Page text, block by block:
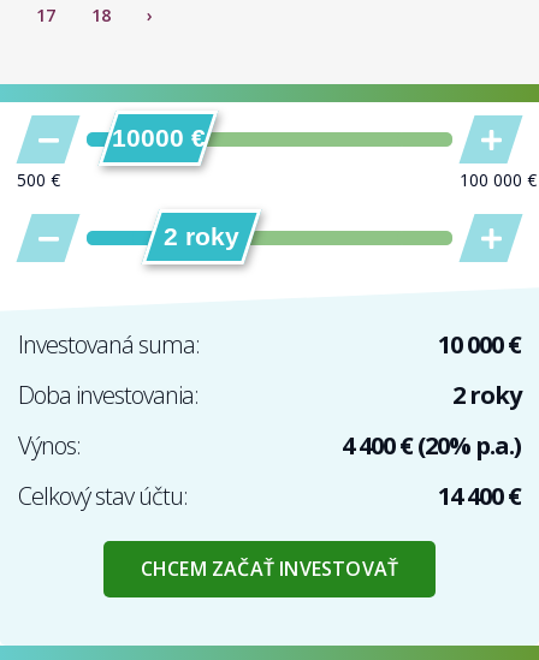
17
18 ›
10000 €
2 roky
Investovaná suma:
10 000 €
Doba investovania:
2 roky
Výnos:
4 400 € (20% p.a.)
Celkový stav účtu:
14 400 €
CHCEM ZAČAŤ INVESTOVAŤ